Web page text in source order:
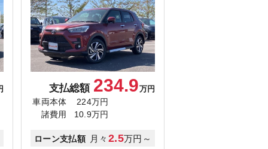
支払総額 234.9万円
車両本体
224万円
諸費用
10.9万円
ローン支払額 月々 2.5万円～